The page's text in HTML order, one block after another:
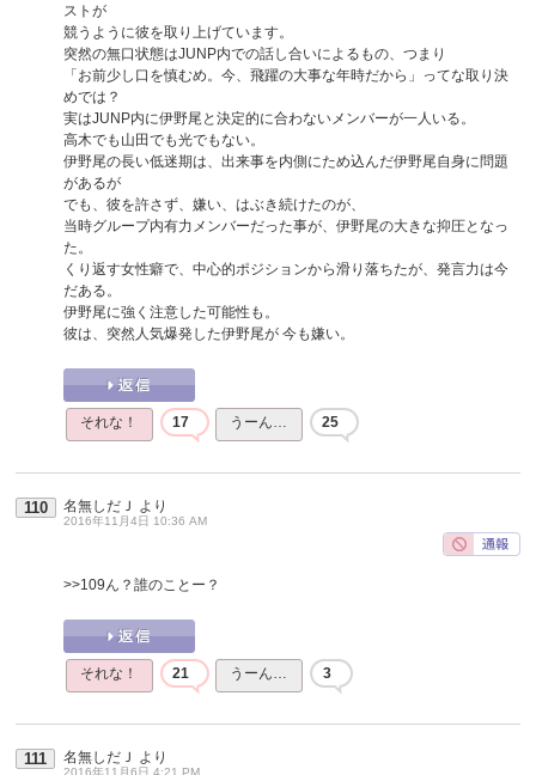
ストが
競うように彼を取り上げています。
突然の無口状態はJUNP内での話し合いによるもの、つまり
「お前少し口を慎むめ。今、飛躍の大事な年時だから」ってな取り決
めでは？
実はJUNP内に伊野尾と決定的に合わないメンバーが一人いる。
高木でも山田でも光でもない。
伊野尾の長い低迷期は、出来事を内側にため込んだ伊野尾自身に問題
があるが
でも、彼を許さず、嫌い、はぶき続けたのが、
当時グループ内有力メンバーだった事が、伊野尾の大きな抑圧となっ
た。
くり返す女性癖で、中心的ポジションから滑り落ちたが、発言力は今
だある。
伊野尾に強く注意した可能性も。
彼は、突然人気爆発した伊野尾が 今も嫌い。
それな！ 17 うーん… 25
110 名無しだＪ より
2016年11月4日 10:36 AM
>>109ん？誰のことー？
それな！ 21 うーん… 3
111 名無しだＪ より
2016年11月6日 4:21 PM